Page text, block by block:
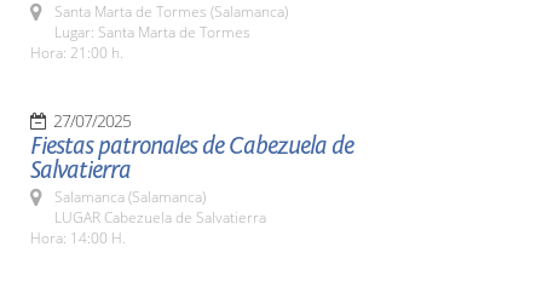
Santa Marta de Tormes (Salamanca)
Lugar: Santa Marta de Tormes
Hora: 21:00 h.
27/07/2025
Fiestas patronales de Cabezuela de
Salvatierra
Salamanca (Salamanca)
LUGAR Cabezuela de Salvatierra
Hora: 14:00 H.